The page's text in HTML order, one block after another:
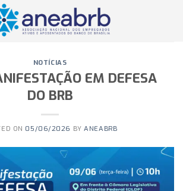
NOTÍCIAS
EM DEFESA
DO BRB
ON 05/06/2026 BYANEABRB